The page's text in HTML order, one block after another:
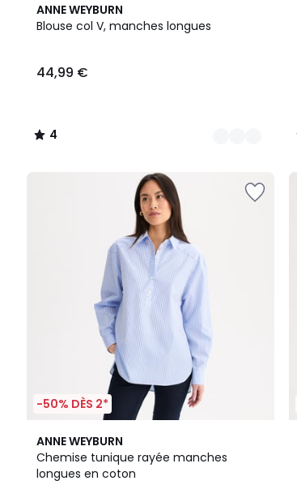
ANNE WEYBURN
Blouse col V, manches longues
44,99 €
4
/
2
Couleurs
4
/
-50% DÈS 2*
ANNE WEYBURN
Chemise tunique rayée manches
longues en coton